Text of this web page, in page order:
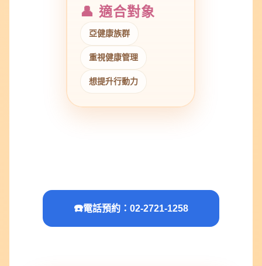
👤 適合對象
亞健康族群
重視健康管理
想提升行動力
☎️電話預約：02-2721-1258